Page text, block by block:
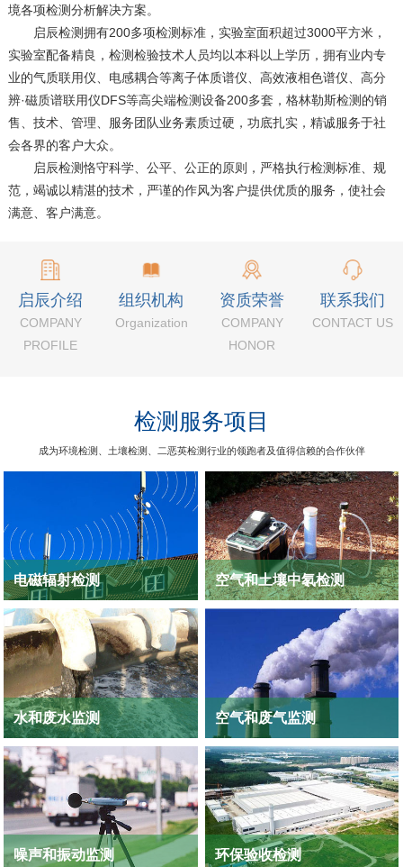
境各项检测分析解决方案。
启辰检测拥有200多项检测标准，实验室面积超过3000平方米，
实验室配备精良，检测检验技术人员均以本科以上学历，拥有业内专
业的气质联用仪、电感耦合等离子体质谱仪、高效液相色谱仪、高分
辨·磁质谱联用仪DFS等高尖端检测设备200多套，格林勒斯检测的销
售、技术、管理、服务团队业务素质过硬，功底扎实，精诚服务于社
会各界的客户大众。
启辰检测恪守科学、公平、公正的原则，严格执行检测标准、规
范，竭诚以精湛的技术，严谨的作风为客户提供优质的服务，使社会
满意、客户满意。
启辰介绍
COMPANY
PROFILE
组织机构
Organization
资质荣誉
COMPANY
HONOR
联系我们
CONTACT US
检测服务项目
成为环境检测、土壤检测、二恶英检测行业的领跑者及值得信赖的合作伙伴
电磁辐射检测
了解更
多
空气和土壤中氡检测
了解更
多
水和废水监测
检测能力涵盖地表水、地下水、生活饮
用水、废水、污水等各项物理指标、化
学指标、微生物指标的分析
了解更
多
空气和废气监测
空气污染主要来自工业排放、汽车尾
气、发电和焚烧排放等，污染物包括：
烟尘、总悬浮颗粒物、可吸入颗粒物
（浮尘）、 二氧化氮、二氧化硫、一氧
化碳、臭氧、挥发性有机化合物等等
了解更
多
噪声和振动监测 环保验收检测